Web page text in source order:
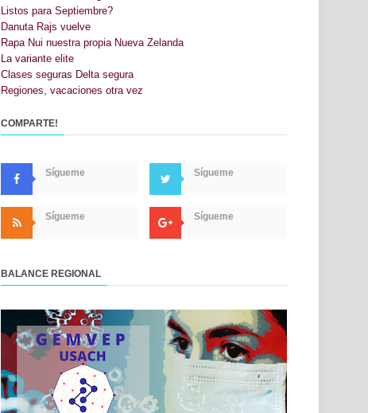
Listos para Septiembre?
Danuta Rajs vuelve
Rapa Nui nuestra propia Nueva Zelanda
La variante elite
Clases seguras Delta segura
Regiones, vacaciones otra vez
COMPARTE!
Sígueme Sígueme
Sígueme Sígueme
BALANCE REGIONAL